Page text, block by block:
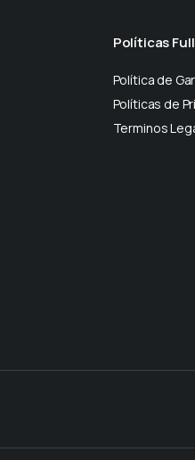
Políticas
Política de
Políticas de
Terminos